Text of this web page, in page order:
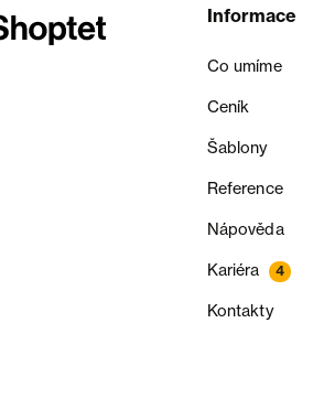
Informace
Co umíme
Ceník
Šablony
Reference
Nápověda
Kariéra 4
Kontakty